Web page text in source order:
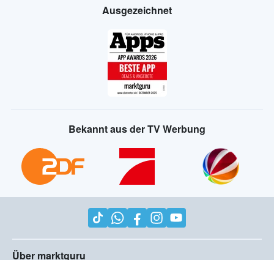
Ausgezeichnet
Bekannt aus der TV Werbung
Über marktguru